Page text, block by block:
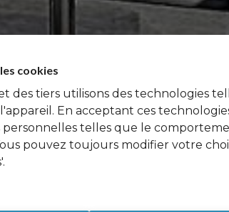
cookies
des tiers utilisons des technologies
En acceptant ces
personnelles telles que le
pouvez toujours modifier votre